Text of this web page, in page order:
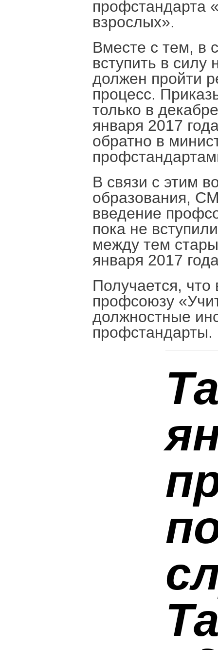
профстандарта
взрослых».
Вместе с тем, в
вступить в силу
должен пройти
процесс.
только в
января 2017
обратно в
В связи с этим
образования,
введение
пока не
между тем
января 2017
Получается,
профсоюзу
должностные
профстандарты.